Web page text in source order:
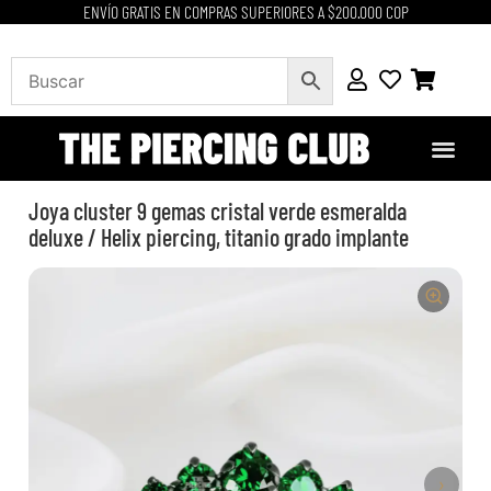
ENVÍO GRATIS EN COMPRAS SUPERIORES A $200.000 COP
Joya cluster 9 gemas cristal verde esmeralda
deluxe / Helix piercing, titanio grado implante
›